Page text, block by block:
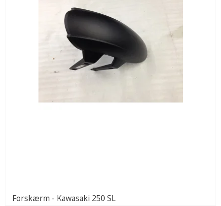
Forskærm - Kawasaki 250 SL